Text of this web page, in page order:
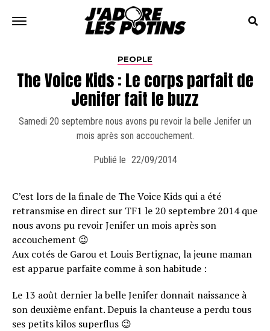
PEOPLE
The Voice Kids : Le corps parfait de
Jenifer fait le buzz
Samedi 20 septembre nous avons pu revoir la belle Jenifer un
mois après son accouchement.
Publié le 22/09/2014
C’est lors de la finale de The Voice Kids qui a été
retransmise en direct sur TF1 le 20 septembre 2014 que
nous avons pu revoir Jenifer un mois après son
accouchement 😉
Aux cotés de Garou et Louis Bertignac, la jeune maman
est apparue parfaite comme à son habitude :
Le 13 août dernier la belle Jenifer donnait naissance à
son deuxième enfant. Depuis la chanteuse a perdu tous
ses petits kilos superflus 😉